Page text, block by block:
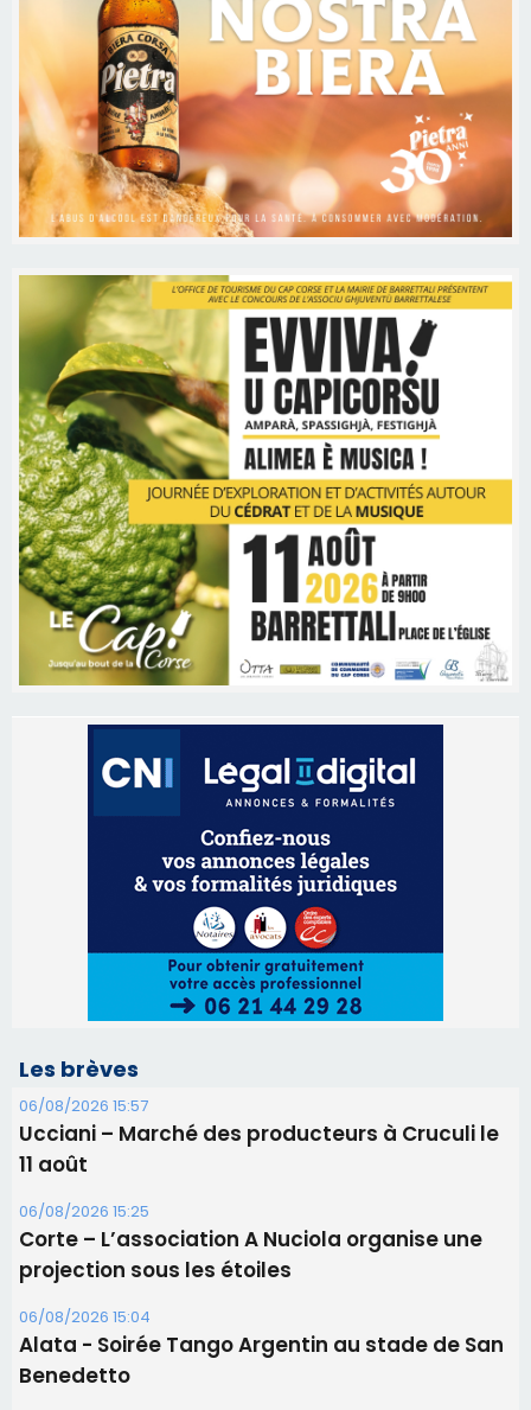
Les brèves
06/08/2026 15:57
Ucciani – Marché des producteurs à Cruculi le
11 août
06/08/2026 15:25
Corte – L’association A Nuciola organise une
projection sous les étoiles
06/08/2026 15:04
Alata - Soirée Tango Argentin au stade de San
Benedetto